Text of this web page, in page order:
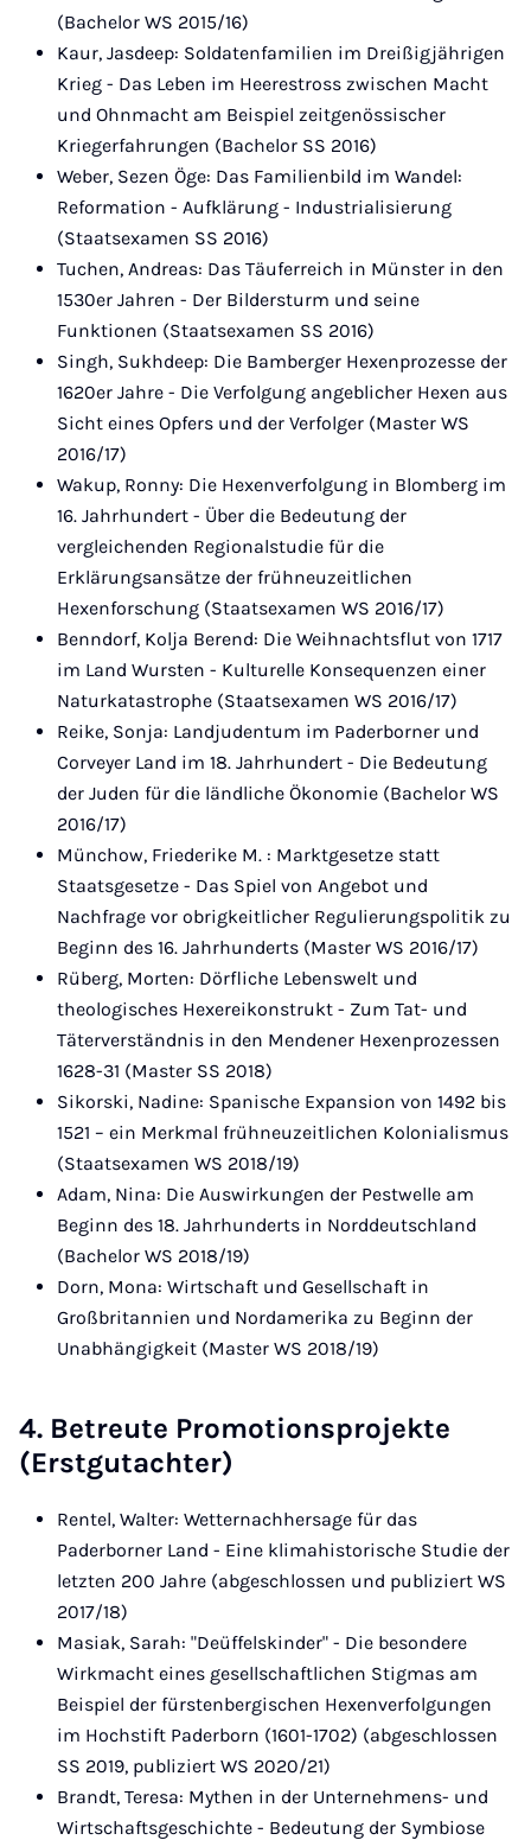
(Bachelor WS 2015/16)
Kaur, Jasdeep: Soldatenfamilien im Dreißigjährigen
Krieg - Das Leben im Heerestross zwischen Macht
und Ohnmacht am Beispiel zeitgenössischer
Kriegerfahrungen (Bachelor SS 2016)
Weber, Sezen Öge: Das Familienbild im Wandel:
Reformation - Aufklärung - Industrialisierung
(Staatsexamen SS 2016)
Tuchen, Andreas: Das Täuferreich in Münster in den
1530er Jahren - Der Bildersturm und seine
Funktionen (Staatsexamen SS 2016)
Singh, Sukhdeep: Die Bamberger Hexenprozesse der
1620er Jahre - Die Verfolgung angeblicher Hexen aus
Sicht eines Opfers und der Verfolger (Master WS
2016/17)
Wakup, Ronny: Die Hexenverfolgung in Blomberg im
16. Jahrhundert - Über die Bedeutung der
vergleichenden Regionalstudie für die
Erklärungsansätze der frühneuzeitlichen
Hexenforschung (Staatsexamen WS 2016/17)
Benndorf, Kolja Berend: Die Weihnachtsflut von 1717
im Land Wursten - Kulturelle Konsequenzen einer
Naturkatastrophe (Staatsexamen WS 2016/17)
Reike, Sonja: Landjudentum im Paderborner und
Corveyer Land im 18. Jahrhundert - Die Bedeutung
der Juden für die ländliche Ökonomie (Bachelor WS
2016/17)
Münchow, Friederike M. : Marktgesetze statt
Staatsgesetze - Das Spiel von Angebot und
Nachfrage vor obrigkeitlicher Regulierungspolitik zu
Beginn des 16. Jahrhunderts (Master WS 2016/17)
Rüberg, Morten: Dörfliche Lebenswelt und
theologisches Hexereikonstrukt - Zum Tat- und
Täterverständnis in den Mendener Hexenprozessen
1628-31 (Master SS 2018)
Sikorski, Nadine: Spanische Expansion von 1492 bis
1521 – ein Merkmal frühneuzeitlichen Kolonialismus
(Staatsexamen WS 2018/19)
Adam, Nina: Die Auswirkungen der Pestwelle am
Beginn des 18. Jahrhunderts in Norddeutschland
(Bachelor WS 2018/19)
Dorn, Mona: Wirtschaft und Gesellschaft in
Großbritannien und Nordamerika zu Beginn der
Unabhängigkeit (Master WS 2018/19)
4. Betreute Promotionsprojekte
(Erstgutachter)
Rentel, Walter: Wetternachhersage für das
Paderborner Land - Eine klimahistorische Studie der
letzten 200 Jahre (abgeschlossen und publiziert WS
2017/18)
Masiak, Sarah: "Deüffelskinder" - Die besondere
Wirkmacht eines gesellschaftlichen Stigmas am
Beispiel der fürstenbergischen Hexenverfolgungen
im Hochstift Paderborn (1601-1702) (abgeschlossen
SS 2019, publiziert WS 2020/21)
Brandt, Teresa: Mythen in der Unternehmens- und
Wirtschaftsgeschichte - Bedeutung der Symbiose